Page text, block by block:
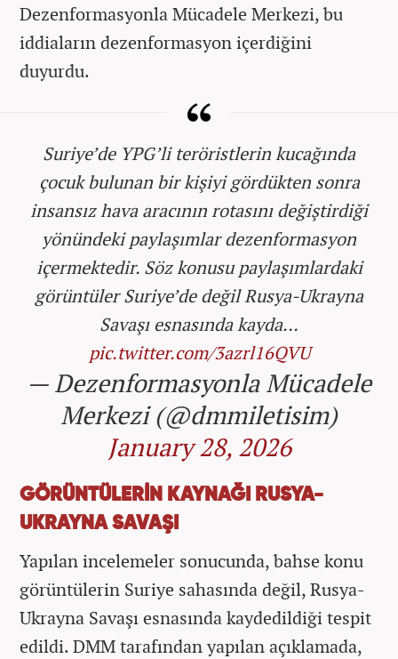
Dezenformasyonla Mücadele Merkezi, bu
iddiaların dezenformasyon içerdiğini
duyurdu.
Suriye’de YPG’li teröristlerin kucağında
çocuk bulunan bir kişiyi gördükten sonra
insansız hava aracının rotasını değiştirdiği
yönündeki paylaşımlar dezenformasyon
içermektedir. Söz konusu paylaşımlardaki
görüntüler Suriye’de değil Rusya-Ukrayna
Savaşı esnasında kayda…
pic.twitter.com/3azrl16QVU
— Dezenformasyonla Mücadele
Merkezi (@dmmiletisim)
January 28, 2026
GÖRÜNTÜLERİN KAYNAĞI RUSYA-
UKRAYNA SAVAŞI
Yapılan incelemeler sonucunda, bahse konu
görüntülerin Suriye sahasında değil, Rusya-
Ukrayna Savaşı esnasında kaydedildiği tespit
edildi. DMM tarafından yapılan açıklamada,